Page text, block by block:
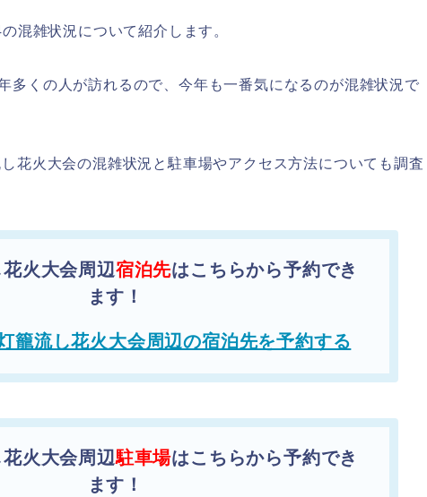
混雑状況について紹介します。
多くの人が訪れるので、今年も一番気になるのが混雑状況で
花火大会の混雑状況と駐車場やアクセス方法についても調査
火大会周辺宿泊先はこちらから予約でき
ます！
籠流し花火大会周辺の宿泊先を予約する
火大会周辺駐車場はこちらから予約でき
ます！